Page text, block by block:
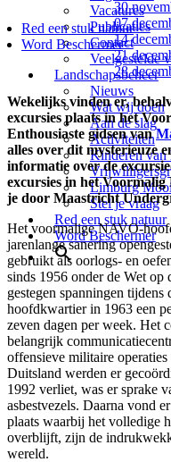
Red een stuk natuur
Word Beschermer
Vacatures
Publicaties
Contact
Veelgestelde
Landschapsbeheer
Nieuws
Wat wij doen
Aan de slag
Activiteiten
Kinderen van
Limburg
Stel je vraag
Red een stuk natuur
Word Beschermer
30
07
14
21
28
Wekelijks vinden er,
excursies plaats in het
Enthousiaste gidsen van
alles over dit mysterieuze
informatie over de
excursies in het
je door Maastricht
Het voormalige NAVO-
jarenlange sanering
gebruikt als oorlogs- en
sinds 1956 onder de Wet op
gestegen spanningen
hoofdkwartier in 1963 een
zeven dagen per week. Het
belangrijk
offensieve militaire
Duitsland werden er
1992 verliet, was er sprake
asbestvezels. Daarna vond
plaats waarbij het volledige
overblijft, zijn de
wereld.